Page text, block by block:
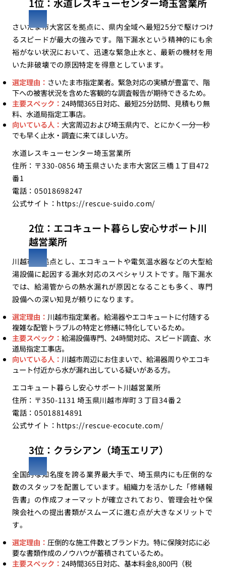
さいたま市大宮区を拠点に、県内全域へ最短25分で駆けつけ
るスピードが最大の強みです。階下漏水という精神的にも余
裕がない状況において、迅速な緊急止水と、最新の機材を用
いた非破壊での原因特定を得意としています。
選定理由： さいたま市指定業者。緊急対応の実績が豊富で、階
下への被害状況を含めた客観的な調査報告が期待できるため。
主要スペック： 24時間365日対応、最短25分訪問、見積もり無
料、水道局指定工事店。
向いている人： 大宮周辺および埼玉県内で、とにかく一分一秒
でも早く止水・調査に来てほしい方。
水道レスキューセンター埼玉営業所
住所：〒330-0856 埼玉県さいたま市大宮区三橋１丁目472
番1
電話：05018698247
公式サイト： https://rescue-suido.com/
2位：エコキュート暮らし安心サポート川
越営業所
川越市を拠点とし、エコキュートや電気温水器などの大型給
湯設備に起因する漏水対応のスペシャリストです。階下漏水
では、給湯管からの熱水漏れが原因となることも多く、専門
設備への深い知見が頼りになります。
選定理由： 川越市指定業者。給湯器やエコキュートに付随する
複雑な配管トラブルの特定と修繕に特化しているため。
主要スペック： 給湯設備専門、24時間対応、スピード調査、水
道局指定工事店。
向いている人： 川越市周辺にお住まいで、給湯器周りやエコキ
ュート付近から水が漏れ出している疑いがある方。
エコキュート暮らし安心サポート川越営業所
住所：〒350-1131 埼玉県川越市岸町３丁目34番２
電話：05018814891
公式サイト： https://rescue-ecocute.com/
3位：クラシアン（埼玉エリア）
全国的な知名度を誇る業界最大手で、埼玉県内にも圧倒的な
数のスタッフを配置しています。組織力を活かした「修繕報
告書」の作成フォーマットが確立されており、管理会社や保
険会社への提出書類がスムーズに進む点が大きなメリットで
す。
選定理由： 圧倒的な施工件数とブランド力。特に保険対応に必
要な書類作成のノウハウが蓄積されているため。
主要スペック： 24時間365日対応、基本料金8,800円（税